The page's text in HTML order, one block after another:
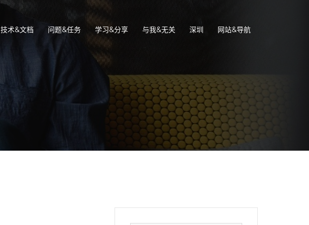
技术&文档 问题&任务 学习&分享 与我&无关 深圳 网站&导航